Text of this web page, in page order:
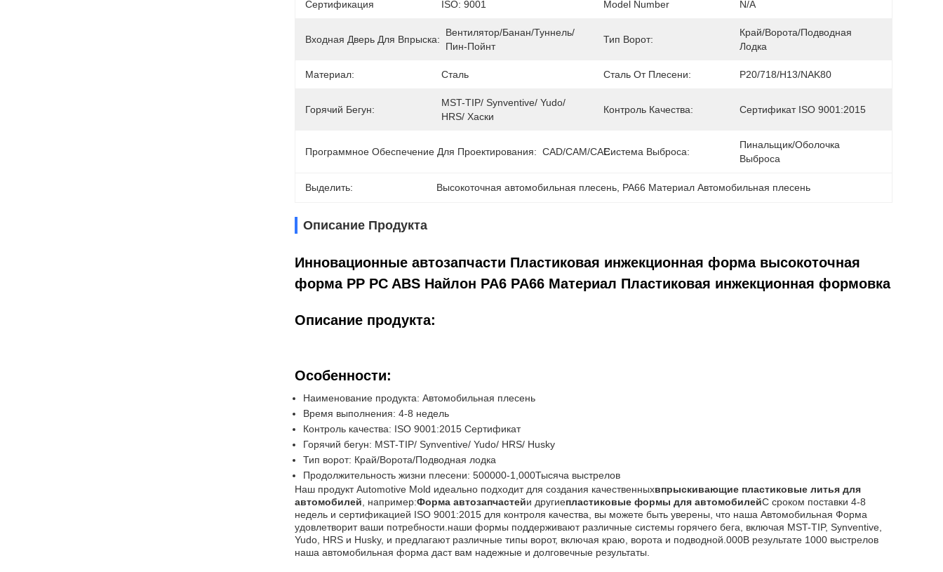
Сертификация ISO: 9001 Model Number N/A
Входная Дверь Для Впрыска:
Вентилятор/Банан/Туннель/
Пин-Пойнт
Тип Ворот:
Край/Ворота/Подводная
Лодка
Материал: Сталь Сталь От Плесени: P20/718/H13/NAK80
Горячий Бегун:
MST-TIP/ Synventive/ Yudo/
HRS/ Хаски
Контроль Качества: Сертификат ISO 9001:2015
Программное Обеспечение Для Проектирования: CAD/CAM/CAEСистема Выброса:
Пинальщик/оболочка
Выброса
Выделить: Высокоточная автомобильная плесень PA66 Материал Автомобильная плесень
Описание Продукта
Инновационные автозапчасти Пластиковая инжекционная форма высокоточная
форма PP PC ABS Найлон PA6 PA66 Материал Пластиковая инжекционная формовка
Описание продукта:
Особенности:
Наименование продукта: Автомобильная плесень
Время выполнения: 4-8 недель
Контроль качества: ISO 9001:2015 Сертификат
Горячий бегун: MST-TIP/ Synventive/ Yudo/ HRS/ Husky
Тип ворот: Край/Ворота/Подводная лодка
Продолжительность жизни плесени: 500000-1,000Тысяча выстрелов
Наш продукт Automotive Mold идеально подходит для создания качественныхвпрыскивающие пластиковые литья для
автомобилей , например:Форма автозапчастейи другиепластиковые формы для автомобилейС сроком поставки 4-8
недель и сертификацией ISO 9001:2015 для контроля качества, вы можете быть уверены, что наша Автомобильная Форма
удовлетворит ваши потребности.наши формы поддерживают различные системы горячего бега, включая MST-TIP, Synventive,
Yudo, HRS и Husky, и предлагают различные типы ворот, включая краю, ворота и подводной.000В результате 1000 выстрелов
наша автомобильная форма даст вам надежные и долговечные результаты.